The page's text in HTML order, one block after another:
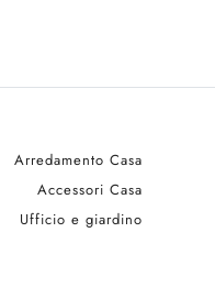
Arredamento Casa
Accessori Casa
Ufficio e giardino